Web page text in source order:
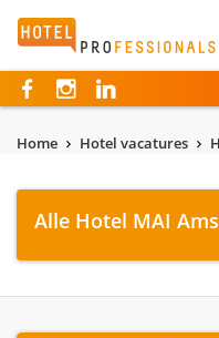
Hotelprofessionals
Home Hotel vacatures
Alle Hotel MAI